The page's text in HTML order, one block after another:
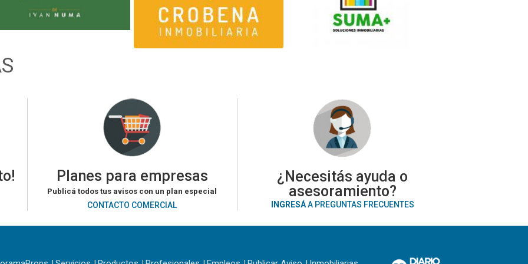
Planes para empresas
Publicá todos tus avisos con un plan especial
CONTACTO COMERCIAL
¿Necesitás ayuda o
asesoramiento?
INGRESÁA PREGUNTAS FRECUENTES